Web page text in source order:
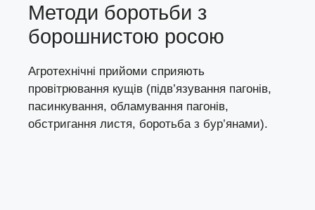
Методи боротьби з
борошнистою росою
Агротехнічні прийоми сприяють
провітрювання кущів (підв’язування пагонів,
пасинкування, обламування пагонів,
обстригання листя, боротьба з бур’янами).